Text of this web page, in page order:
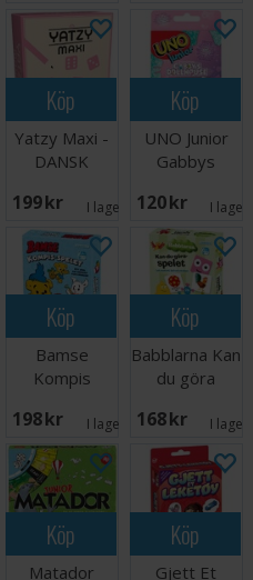
Köp
Yatzy Maxi -
DANSK
199 SEK I lager:
Köp
UNO Junior
Gabbys
Kortspel
120 SEK I lager:
Köp
Bamse
Kompis
Brädspel
198 SEK I lager:
Köp
Babblarna Kan
du göra
Brädspel
168 SEK I lager:
Köp
Matador
Köp
Gjett Et